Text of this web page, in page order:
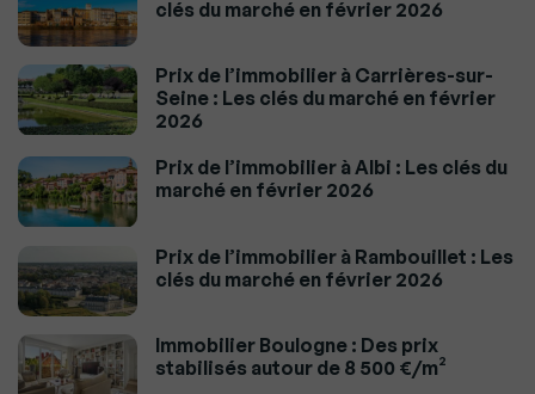
clés du marché en février 2026
Prix de l’immobilier à Carrières-sur-
Seine : Les clés du marché en février
2026
Prix de l’immobilier à Albi : Les clés du
marché en février 2026
Prix de l’immobilier à Rambouillet : Les
clés du marché en février 2026
Immobilier Boulogne : Des prix
stabilisés autour de 8 500 €/m²